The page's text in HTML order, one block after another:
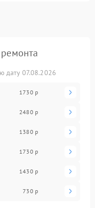
дату 07.08.2026
1730 р
2480 р
1380 р
1730 р
1430 р
730 р